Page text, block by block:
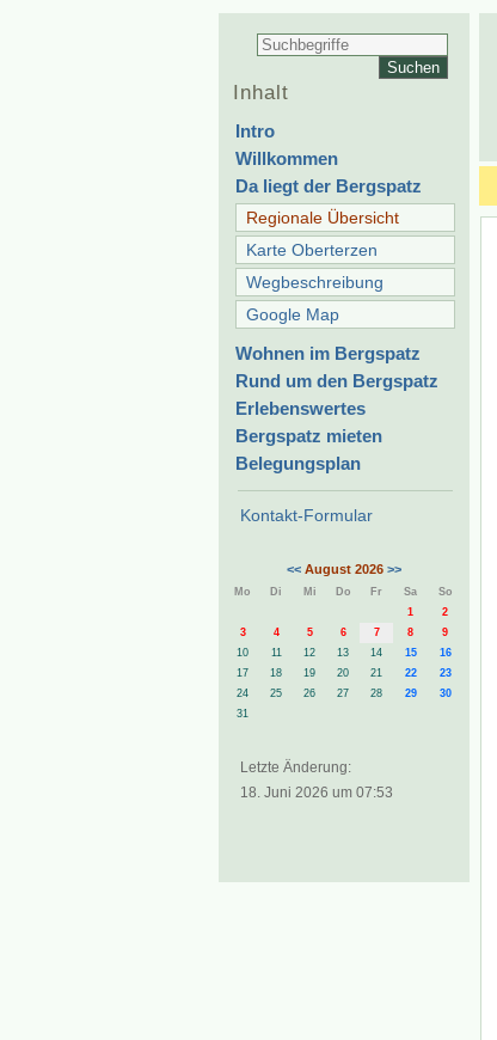
Inhalt
Intro
Willkommen
Da liegt der Bergspatz
Regionale Übersicht
Karte Oberterzen
Wegbeschreibung
Google Map
Wohnen im Bergspatz
Rund um den Bergspatz
Erlebenswertes
Bergspatz mieten
Belegungsplan
Kontakt-Formular
<< August 2026 >>
Mo Di Mi Do Fr Sa
So
1
2
3
4 5 6 7 8
9
10
11 12 13 14 15
16
17
18 19 20 21 22
23
24
25 26 27 28 29
30
31
Letzte Änderung:
18. Juni 2026 um 07:53